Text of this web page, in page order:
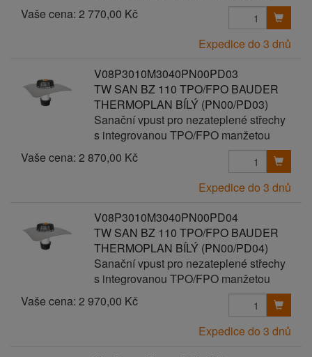
Vaše cena: 2 770,00 Kč
Expedice do 3 dnů
V08P3010M3040PN00PD03
TW SAN BZ 110 TPO/FPO BAUDER
THERMOPLAN BÍLÝ (PN00/PD03)
Sanační vpust pro nezateplené střechy
s integrovanou TPO/FPO manžetou
Vaše cena: 2 870,00 Kč
Expedice do 3 dnů
V08P3010M3040PN00PD04
TW SAN BZ 110 TPO/FPO BAUDER
THERMOPLAN BÍLÝ (PN00/PD04)
Sanační vpust pro nezateplené střechy
s integrovanou TPO/FPO manžetou
Vaše cena: 2 970,00 Kč
Expedice do 3 dnů